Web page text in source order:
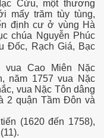
Cửu, một thương
mấy trăm tùy tùng,
định cư ở vùng Hà
chúa Nguyễn Phúc
Đốc, Rạch Giá, Bạc
vua Cao Miên Nặc
năm 1757 vua Nặc
vua Nặc Tôn dâng
2 quận Tầm Đôn và
(1620 đến 1758),